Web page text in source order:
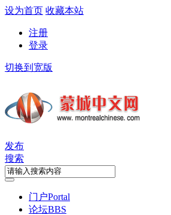
设为首页 收藏本站
注册
登录
切换到宽版
发布
搜索
门户Portal
论坛BBS